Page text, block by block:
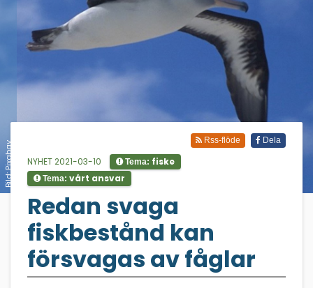
Bild: Pixabay Dela
Rss-flöde
NYHET 2021-03-10 Tema: fiske
Tema: vårt ansvar
Redan svaga
fiskbestånd kan
försvagas av fåglar